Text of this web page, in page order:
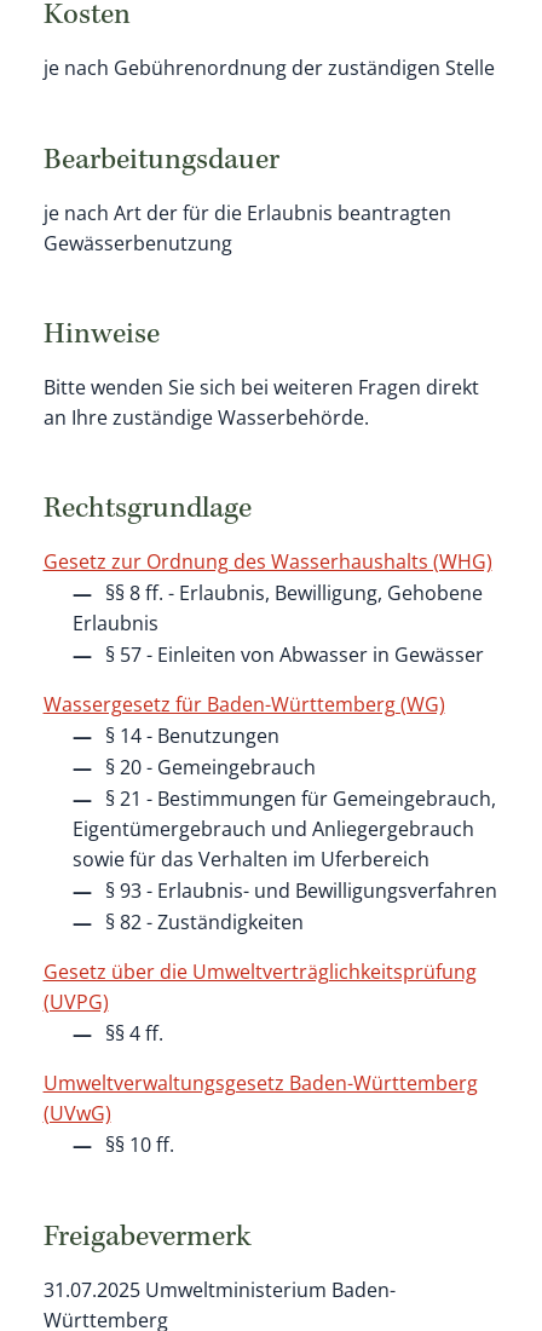
Kosten
je nach Gebührenordnung der zuständigen Stelle
Bearbeitungsdauer
je nach Art der für die Erlaubnis beantragten
Gewässerbenutzung
Hinweise
Bitte wenden Sie sich bei weiteren Fragen direkt
an Ihre zuständige Wasserbehörde.
Rechtsgrundlage
Gesetz zur Ordnung des Wasserhaushalts (WHG)
§§ 8 ff. - Erlaubnis, Bewilligung, Gehobene
Erlaubnis
§ 57 - Einleiten von Abwasser in Gewässer
Wassergesetz für Baden-Württemberg (WG)
§ 14 - Benutzungen
§ 20 - Gemeingebrauch
§ 21 - Bestimmungen für Gemeingebrauch,
Eigentümergebrauch und Anliegergebrauch
sowie für das Verhalten im Uferbereich
§ 93 - Erlaubnis- und Bewilligungsverfahren
§ 82 - Zuständigkeiten
Gesetz über die Umweltverträglichkeitsprüfung
(UVPG)
§§ 4 ff.
Umweltverwaltungsgesetz Baden-Württemberg
(UVwG)
§§ 10 ff.
Freigabevermerk
31.07.2025 Umweltministerium Baden-
Württemberg